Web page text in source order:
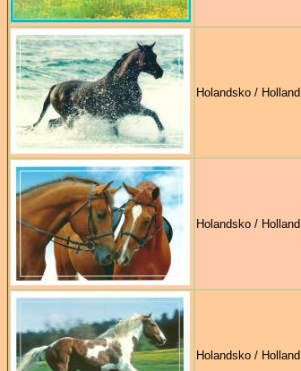
Holandsko / Holland
Holandsko / Holland
Holandsko / Holland